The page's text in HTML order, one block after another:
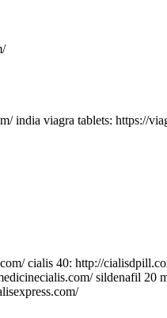
india viagra tablets: https://
cialis 40: http://
sildenafil